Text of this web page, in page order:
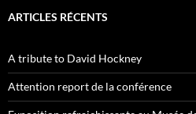
ARTICLES RÉCENTS
A tribute to David Hockney
Attention report de la conférence